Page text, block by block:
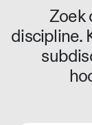
Zoek
discipline.